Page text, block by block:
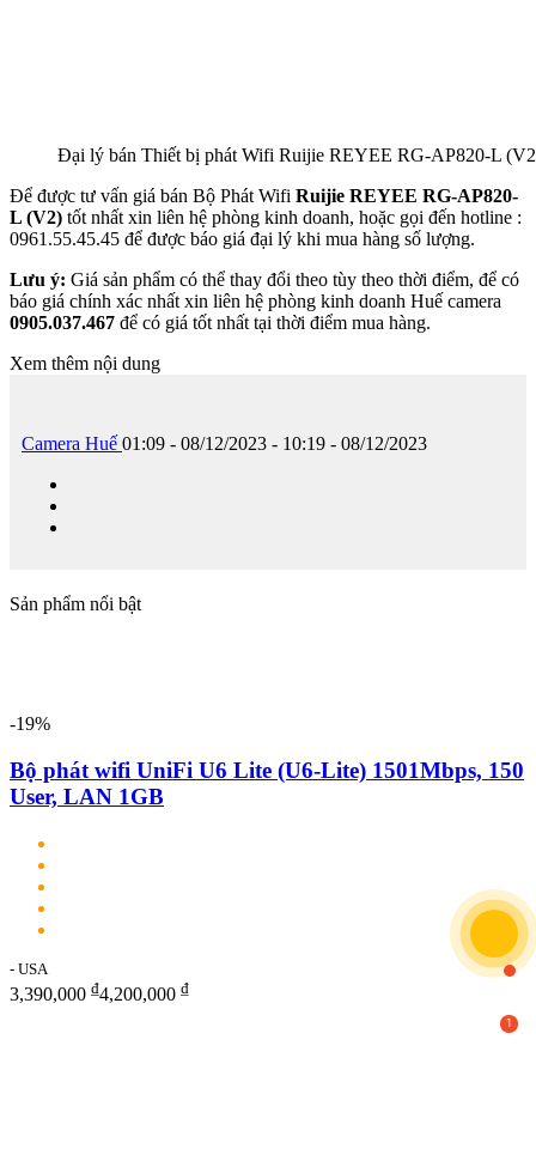
Đại lý bán Thiết bị phát Wifi Ruijie REYEE RG-AP820-L
Để được tư vấn giá bán Bộ Phát Wifi Ruijie REYEE RG-AP820-
L (V2) tốt nhất xin liên hệ phòng kinh doanh, hoặc gọi đến hotline :
0961.55.45.45 để được báo giá đại lý khi mua hàng số lượng.
Lưu ý: Giá sản phẩm có thể thay đổi theo tùy theo thời điểm, để có
báo giá chính xác nhất xin liên hệ phòng kinh doanh Huế camera
0905.037.467 để có giá tốt nhất tại thời điểm mua hàng.
Xem thêm nội dung
Camera Huế 01:09 - 08/12/2023 - 10:19 - 08/12/2023
Sản phẩm nổi bật
-19%
Bộ phát wifi UniFi U6 Lite (U6-Lite) 1501Mbps, 150
User, LAN 1GB
- USA
3,390,000 ₫4,200,000 ₫